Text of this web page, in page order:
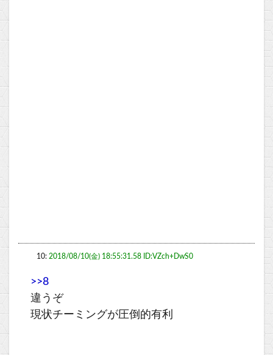
10: 2018/08/10(金) 18:55:31.58 ID:VZch+DwS0
>>8
違うぞ
現状チーミングが圧倒的有利